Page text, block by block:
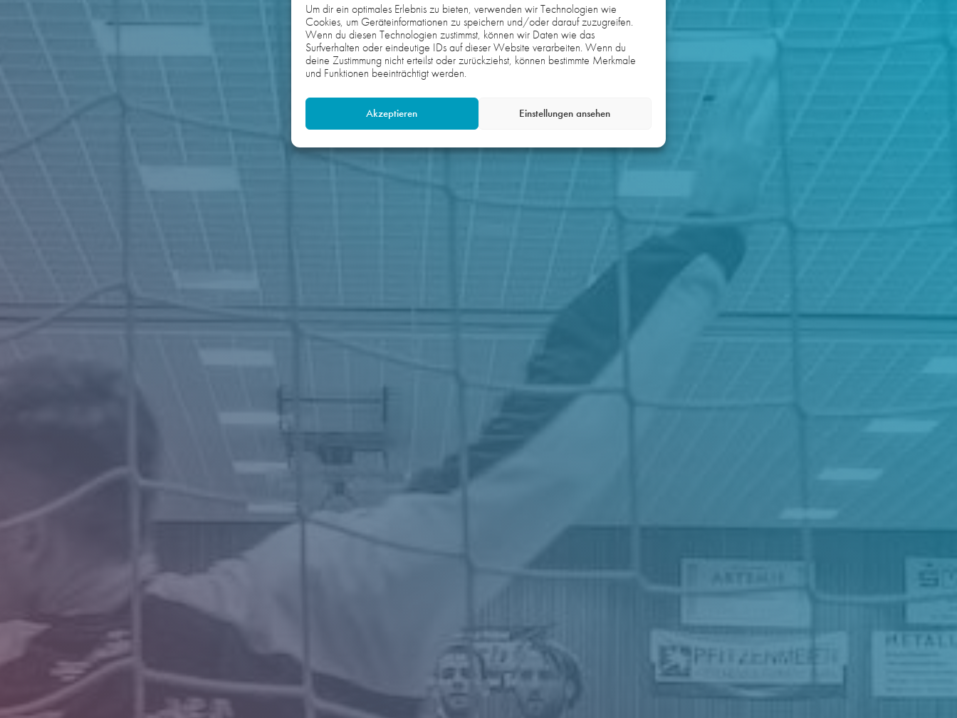
Um dir ein optimales Erlebnis zu bieten, verwenden wir Technologien wie
Cookies, um Geräteinformationen zu speichern und/oder darauf zuzugreifen.
Wenn du diesen Technologien zustimmst, können wir Daten wie das
Surfverhalten oder eindeutige IDs auf dieser Website verarbeiten. Wenn du
deine Zustimmung nicht erteilst oder zurückziehst, können bestimmte Merkmale
und Funktionen beeinträchtigt werden.
Akzeptieren Einstellungen ansehen